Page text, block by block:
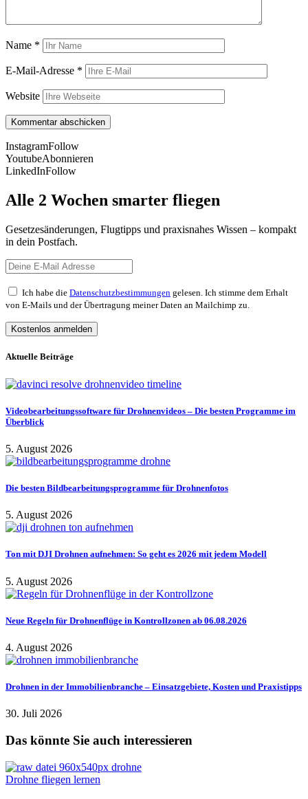
Name *
E-Mail-Adresse *
Website
InstagramFollow
YoutubeAbonnieren
LinkedInFollow
Alle 2 Wochen smarter fliegen
Gesetzesänderungen, Flugtipps und praxisnahes Wissen – kompakt
in dein Postfach.
Ich habe die Datenschutzbestimmungen gelesen. Ich stimme dem Erhalt
von E-Mails und der Übertragung meiner Daten an Mailchimp zu.
Aktuelle Beiträge
Videobearbeitungssoftware für Drohnenvideos – Die besten Programme im
Überblick
5. August 2026
Die besten Bildbearbeitungsprogramme für Drohnenfotos
5. August 2026
Ton mit DJI Drohnen aufnehmen: So geht es 2026 mit jedem Modell
5. August 2026
Neue Regeln für Drohnenflüge in Kontrollzonen ab 06.08.2026
4. August 2026
Drohnen in der Immobilienbranche – Einsatzgebiete, Kosten und Praxistipps
30. Juli 2026
Das könnte Sie auch interessieren
Drohne fliegen lernen